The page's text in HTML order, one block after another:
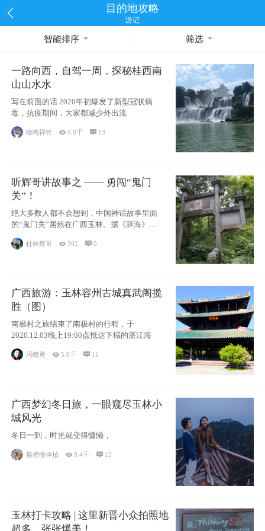
目的地攻略
游记
智能排序 筛选
一路向西，自驾一周，探秘桂西南
山山水水
写在前面的话 2020年初爆发了新型冠状病
毒，抗疫期间，大家都减少外出流
晓鸣祥铃 9.8千  13
听辉哥讲故事之 —— 勇闯“鬼门
关”！
绝大多数人都不会想到，中国神话故事里面
的“鬼门关”居然在广西玉林。据《辞海》记
桂林辉哥  302 0
广西旅游：玉林容州古城真武阁揽
胜（图）
南极村之旅结束了南极村的行程，于
2020.12.03晚上19:00点抵达下榻的湛江海
冯赣勇 5.0千  11
广西梦幻冬日旅，一眼窥尽玉林小
城风光
冬日一到，时光就变得慵懒，
晨侑慢伴拍 9.4千  12
玉林打卡攻略 | 这里新晋小众拍照地